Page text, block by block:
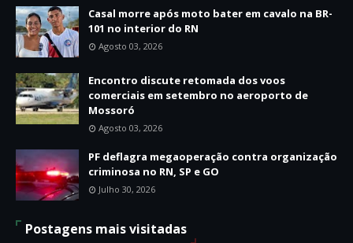
Casal morre após moto bater em cavalo na BR-
101 no interior do RN
Agosto 03, 2026
Encontro discute retomada dos voos
comerciais em setembro no aeroporto de
Mossoró
Agosto 03, 2026
PF deflagra megaoperação contra organização
criminosa no RN, SP e GO
Julho 30, 2026
Postagens mais visitadas